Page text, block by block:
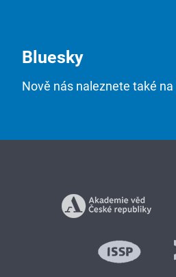
Bluesky
Nově nás naleznete také na